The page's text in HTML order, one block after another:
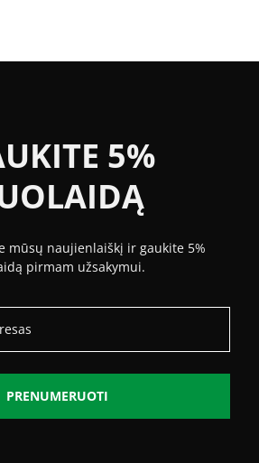
5%
mūsų naujienlaiškį ir gaukite 5%
pirmam užsakymui.
PRENUMERUOTI